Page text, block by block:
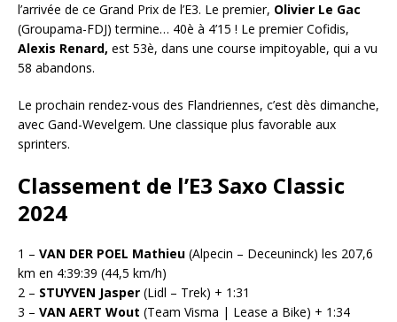
l’arrivée de ce Grand Prix de l’E3. Le premier, Olivier Le Gac
(Groupama-FDJ) termine… 40è à 4’15 ! Le premier Cofidis,
Alexis Renard, est 53è, dans une course impitoyable, qui a vu
58 abandons.
Le prochain rendez-vous des Flandriennes, c’est dès dimanche,
avec Gand-Wevelgem. Une classique plus favorable aux
sprinters.
Classement de l’E3 Saxo Classic
2024
1 – VAN DER POEL Mathieu (Alpecin – Deceuninck) les 207,6
km en 4:39:39 (44,5 km/h)
2 – STUYVEN Jasper (Lidl – Trek) + 1:31
3 – VAN AERT Wout (Team Visma | Lease a Bike) + 1:34